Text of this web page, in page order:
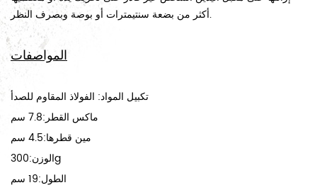
أكثر من بضعة سنتيمترات أو بوصة وبصرف النظر.
المواصفات
تكبيل المواد: الفولاذ المقاوم للصدأ
ماكس القطر:7.8 سم
مين قطرها:4.5 سم
الوزن:300g
الطول:19 سم